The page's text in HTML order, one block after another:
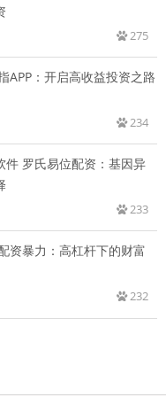
275
APP：开启高收益投资之路
234
件 罗氏易位配资：基因异
233
资暴力：高杠杆下的财富
232